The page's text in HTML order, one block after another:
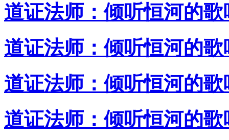
道证法师：倾听恒河的
道证法师：倾听恒河的
道证法师：倾听恒河的
道证法师：倾听恒河的